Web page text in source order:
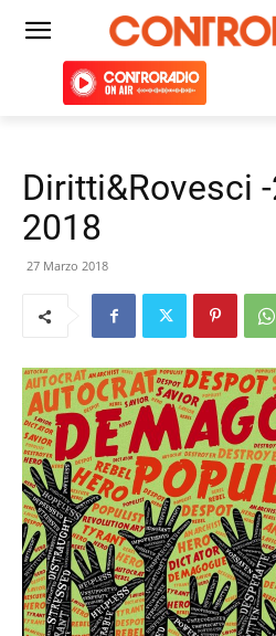
Diritti&Rovesci
2018
27 Marzo 2018